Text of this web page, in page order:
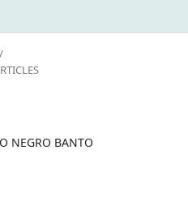
/
NEGRO BANTO